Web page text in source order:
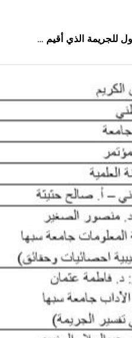
للجريمة الذي أقيم …